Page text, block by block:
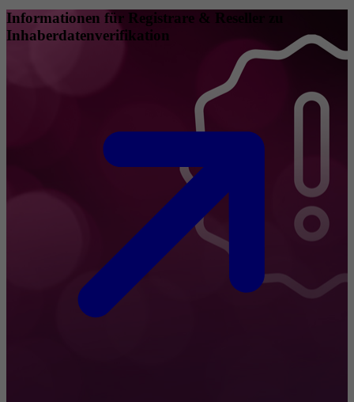
Informationen für Registrare & Reseller zu
Inhaberdatenverifikation